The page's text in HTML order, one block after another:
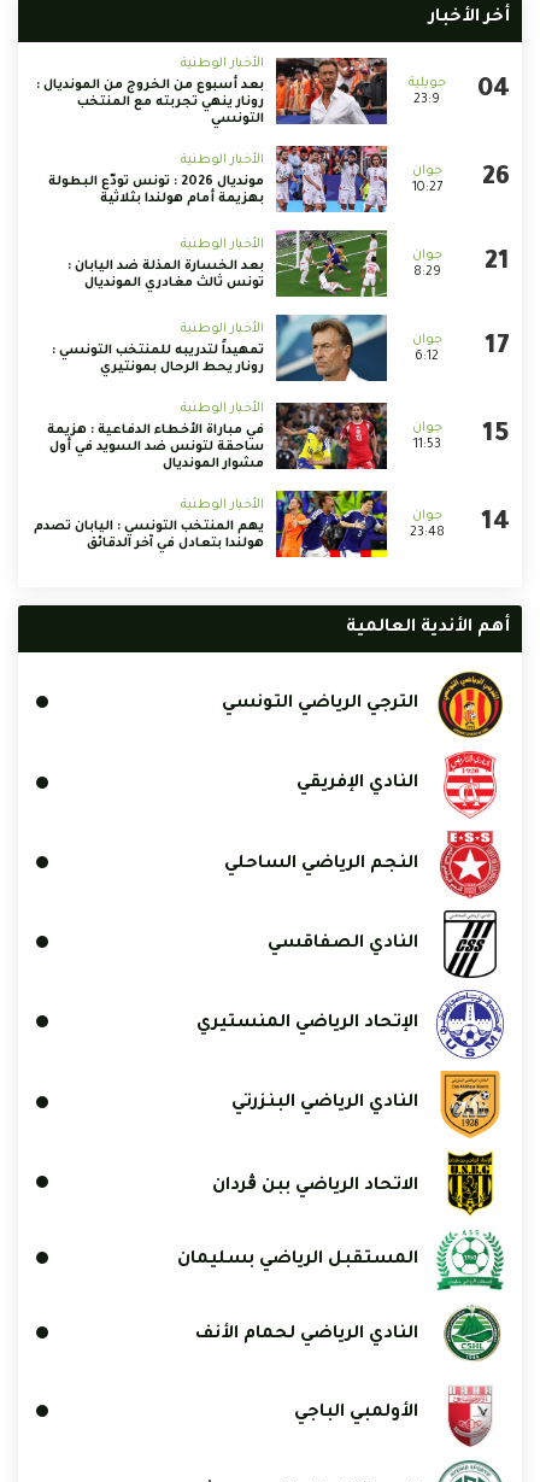
أخر الأخبار
23:9
الأخبار الوطنية
بعد أسبوع من الخروج من المونديال :
رونار ينهي تجربته مع المنتخب
التونسي
10:27
الأخبار الوطنية
مونديال 2026 : تونس تودّع البطولة
بهزيمة أمام هولندا بثلاثية
8:29
الأخبار الوطنية
بعد الخسارة المذلة ضد اليابان :
تونس ثالث مغادري المونديال
6:12
الأخبار الوطنية
تمهيداً لتدريبه للمنتخب التونسي :
رونار يحط الرحال بمونتيري
11:53
الأخبار الوطنية
في مباراة الأخطاء الدفاعية : هزيمة
ساحقة لتونس ضد السويد في أول
مشوار المونديال
23:48
الأخبار الوطنية
يهم المنتخب التونسي : اليابان تصدم
هولندا بتعادل في آخر الدقائق
أهم الأندية العالمية
الترجي الرياضي التونسي
النادي الإفريقي
النجم الرياضي الساحلي
النادي الصفاقسي
الإتحاد الرياضي المنستيري
النادي الرياضي البنزرتي
الاتحاد الرياضي ببن ڨردان
المستقبل الرياضي بسليمان
النادي الرياضي لحمام الأنف
الأولمبي الباجي